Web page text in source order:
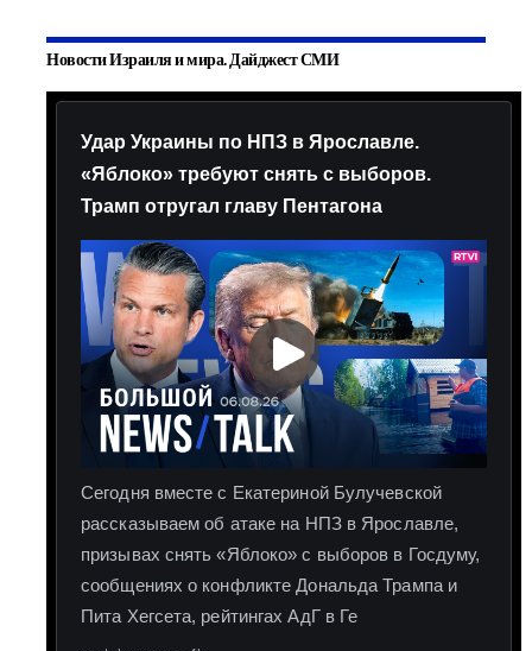
Новости Израиля и мира. Дайджест СМИ